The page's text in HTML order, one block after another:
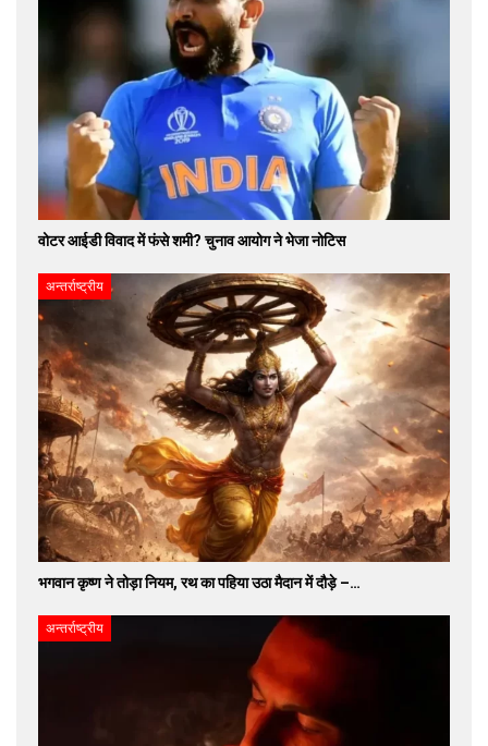
वोटर आईडी विवाद में फंसे शमी? चुनाव आयोग ने भेजा नोटिस
अन्तर्राष्ट्रीय
भगवान कृष्ण ने तोड़ा नियम, रथ का पहिया उठा मैदान में दौड़े –…
अन्तर्राष्ट्रीय